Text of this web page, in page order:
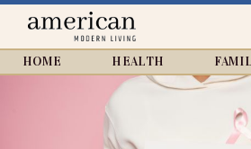
Close
Home
HOME HEALTH